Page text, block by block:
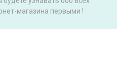
магазина первыми !